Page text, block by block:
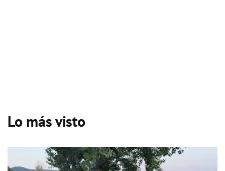
Lo más visto